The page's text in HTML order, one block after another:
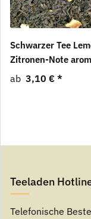
Schwarzer Tee
Zitronen-Note
ab 3,10 € *
Teeladen
Telefonische